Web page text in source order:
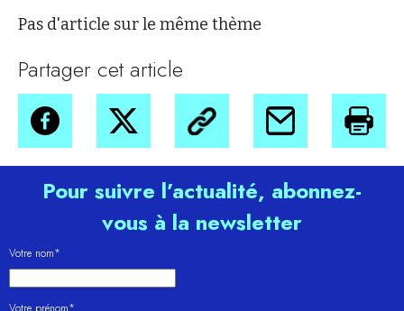
Pas d'article sur le même thème
Partager cet article
Pour suivre l’actualité, abonnez-
vous à la newsletter
Votre nom*